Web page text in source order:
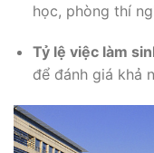
học, phòng thí
Tỷ lệ việc làm
để đánh giá khả